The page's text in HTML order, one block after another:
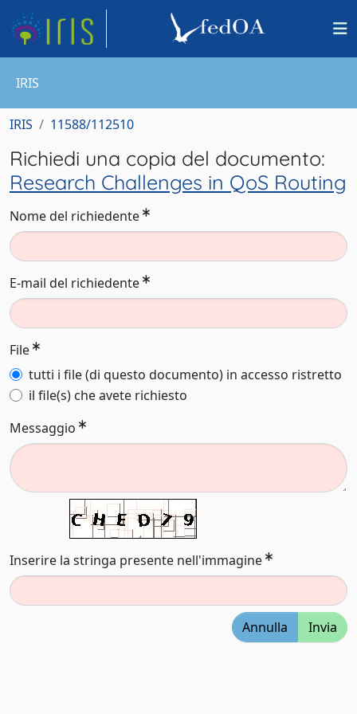
IRIS
IRIS 11588/112510
Richiedi una copia del documento:
Research Challenges in QoS Routing
Nome del richiedente
E-mail del richiedente
File
tutti i file (di questo documento) in accesso ristretto
il file(s) che avete richiesto
Messaggio
Inserire la stringa presente nell'immagine
Annulla Invia